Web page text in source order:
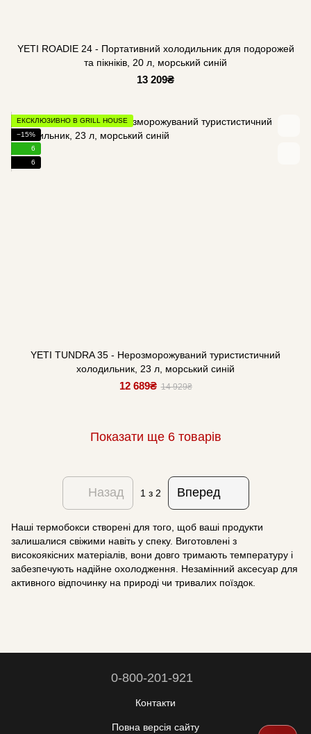
YETI ROADIE 24 - Портативний холодильник для подорожей
та пікніків, 20 л, морський синій
13 209₴
ЕКСКЛЮЗИВНО В GRILL HOUSE
−15%
6
6
YETI TUNDRA 35 - Нерозморожуваний туристистичний
холодильник, 23 л, морський синій
12 689₴ 14 929₴
Показати ще 6 товарів
Назад 1 з 2 Вперед
Наші термобокси створені для того, щоб ваші продукти
залишалися свіжими навіть у спеку. Виготовлені з
високоякісних матеріалів, вони довго тримають температуру і
забезпечують надійне охолодження. Незамінний аксесуар для
активного відпочинку на природі чи тривалих поїздок.
0-800-201-921
Контакти
Повна версія сайту